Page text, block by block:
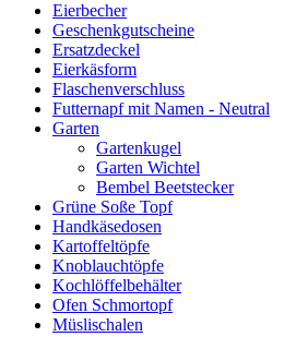
Eierbecher
Geschenkgutscheine
Ersatzdeckel
Eierkäsform
Flaschenverschluss
Futternapf mit Namen - Neutral
Garten
Gartenkugel
Garten Wichtel
Bembel Beetstecker
Grüne Soße Topf
Handkäsedosen
Kartoffeltöpfe
Knoblauchtöpfe
Kochlöffelbehälter
Ofen Schmortopf
Müslischalen